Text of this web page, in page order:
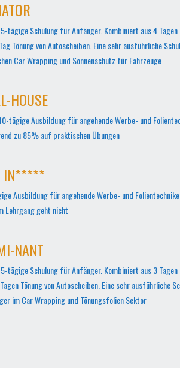
5-tägige Schulung für Anfänger. Kombiniert aus 4
Tönung von Autoscheiben. Eine sehr ausführliche
Car Wrapping und Sonnenschutz für Fahrzeuge
HOUSE
tägige Ausbildung für angehende Werbe- und
zu 85% auf praktischen Übungen
IN*****
Ausbildung für angehende Werbe- und
Lehrgang geht nicht
NANT
5-tägige Schulung für Anfänger. Kombiniert aus 3
Tönung von Autoscheiben. Eine sehr ausführliche
im Car Wrapping und Tönungsfolien Sektor